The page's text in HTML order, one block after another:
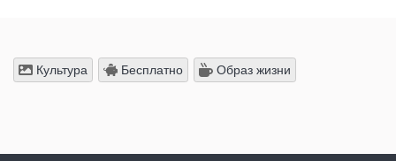
Культура Бесплатно Образ жизни